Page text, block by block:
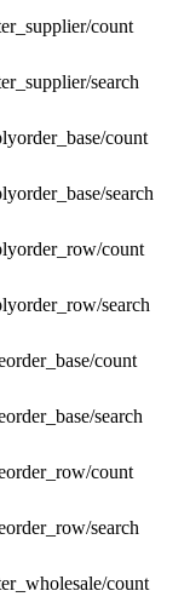
count
search
count
search
count
search
count
search
count
search
count